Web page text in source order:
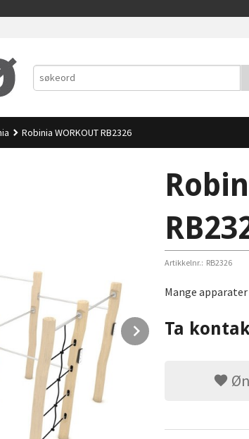
Robinia WORKOUT RB2326
Next
Artikkelnr.: RB2326
Mange
Ta